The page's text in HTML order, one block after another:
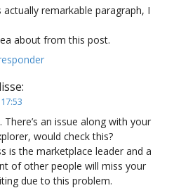
remarkable paragraph, I
about from this post.
There’s an issue along with your
would check this?
is the marketplace leader and a
of other people will miss your
due to this problem.